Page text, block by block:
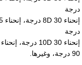
درجة
إنحناء8D 30 درجة، إنحناء
درجة
إنحناء10D 30 درجة،
90 درجة، وغيرها.